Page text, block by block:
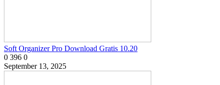
Soft Organizer Pro Download Gratis 10.20
0 396 0
September 13, 2025